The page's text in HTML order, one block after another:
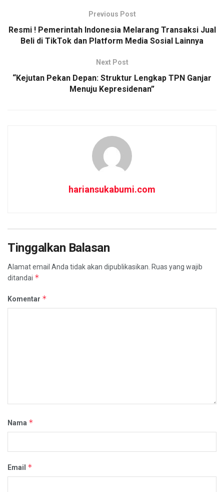
o
o
A
p
ePrevious Post
Resmi ! Pemerintah Indonesia Melarang Transaksi Jual
Beli di TikTok dan Platform Media Sosial Lainnya
Next Post
“Kejutan Pekan Depan: Struktur Lengkap TPN Ganjar
Menuju Kepresidenan”
hariansukabumi.com
Tinggalkan Balasan
Alamat email Anda tidak akan dipublikasikan. Ruas yang wajib
ditandai *
Komentar *
Nama *
Email *